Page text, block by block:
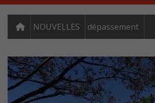
NOUVELLES dépassement